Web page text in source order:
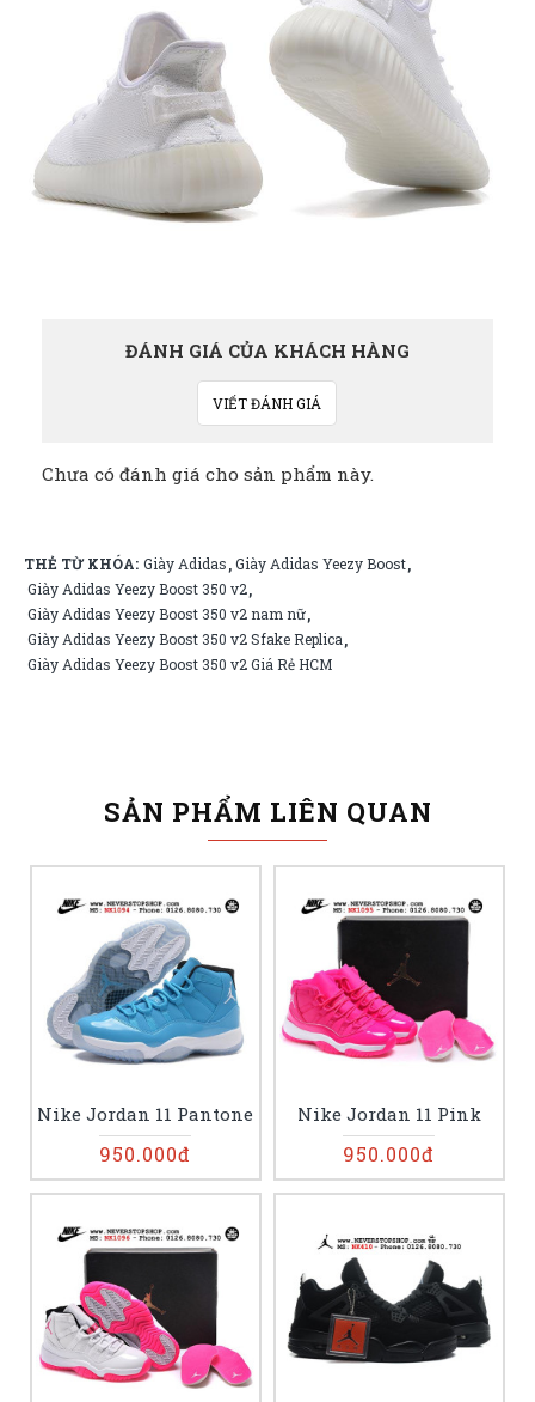
ĐÁNH GIÁ CỦA KHÁCH HÀNG
VIẾT ĐÁNH GIÁ
Chưa có đánh giá cho sản phẩm này.
THẺ TỪ KHÓA: Giày Adidas,Giày Adidas Yeezy Boost,
Giày Adidas Yeezy Boost 350 v2,
Giày Adidas Yeezy Boost 350 v2 nam nữ,
Giày Adidas Yeezy Boost 350 v2 Sfake Replica,
Giày Adidas Yeezy Boost 350 v2 Giá Rẻ HCM
SẢN PHẨM LIÊN QUAN
Nike Jordan 11 Pantone
950.000đ
Nike Jordan 11 Pink
950.000đ